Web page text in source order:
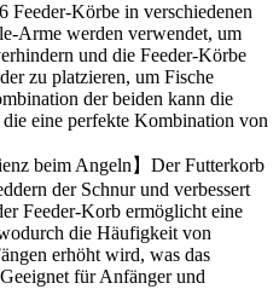
Feeder-Körbe in verschiedenen
Arme werden verwendet, um
und die Feeder-Körbe
zu platzieren, um Fische
der beiden kann die
eine perfekte Kombination von
beim Angeln】Der Futterkorb
der Schnur und verbessert
Feeder-Korb ermöglicht eine
die Häufigkeit von
erhöht wird, was das
für Anfänger und